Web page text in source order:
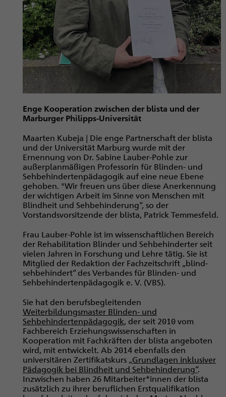
Enge Kooperation zwischen der blista und der
Marburger Philipps-Universität
Maarten Kubeja | Die enge Partnerschaft der blista
und der Universität Marburg wurde mit der
Ernennung von Dr. Sabine Lauber-Pohle zur
außerplanmäßigen Professorin für Blinden- und
Sehbehindertenpädagogik auf eine neue Ebene
gehoben. "Wir freuen uns über diese Anerkennung
der wichtigen Arbeit im Sinne von Menschen mit
Blindheit und Sehbehinderung“, so der
Vorstandsvorsitzende der blista, Patrick Temmesfeld.
Frau Lauber-Pohle ist im wissenschaftlichen Bereich
der Rehabilitation Blinder und Sehbehinderter seit
vielen Jahren in Forschung und Lehre tätig. Sie ist
Mitglied der Redaktion der Fachzeitschrift „blind-
sehbehindert“ des Verbandes für Blinden- und
Sehbehindertenpädagogik e. V. (VBS).
Sie hat den berufsbegleitenden
Weiterbildungsmaster Blinden- und
Sehbehindertenpädagogik, der seit 2010 vom
Fachbereich Erziehungswissenschaften in
Kooperation mit Fachkräften der blista angeboten
wird, mit entwickelt. Ab 2014 ebenfalls den
universitären Zertifikatskurs „Grundlagen inklusiver
Pädagogik bei Blindheit und Sehbehinderung“.
Inzwischen haben 26 Mitarbeiter*innen der blista
zusätzlich zu ihrer beruflichen Erstqualifikation